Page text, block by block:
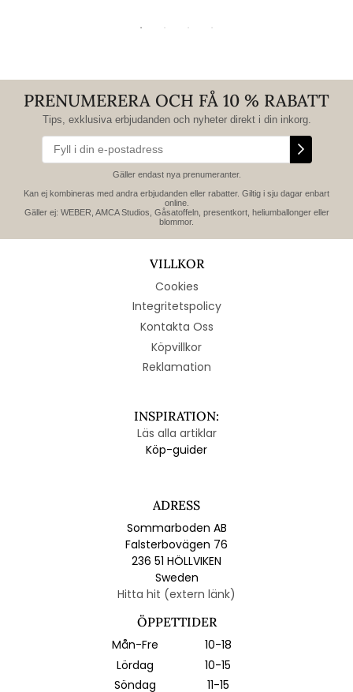
PRENUMERERA OCH FÅ 10 % RABATT
Tips, exklusiva erbjudanden och nyheter direkt i din inkorg.
Gäller endast nya prenumeranter.
Kan ej kombineras med andra erbjudanden eller rabatter. Giltig i sju dagar enbart
online.
Gäller ej: WEBER, AMCA Studios, Gåsatoffeln, presentkort, heliumballonger eller
blommor.
VILLKOR
Cookies
Integritetspolicy
Kontakta Oss
Köpvillkor
Reklamation
INSPIRATION:
Läs alla artiklar
Köp-guider
ADRESS
Sommarboden AB
Falsterbovägen 76
236 51 HÖLLVIKEN
Sweden
Hitta hit (extern länk)
ÖPPETTIDER
Mån-Fre
10-18
Lördag
10-15
Söndag
11-15